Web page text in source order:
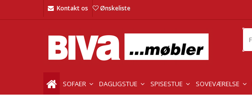
Kontakt os Ønskeliste
SOFAER DAGLIGSTUE SPISESTUE SOVEVÆRELSE